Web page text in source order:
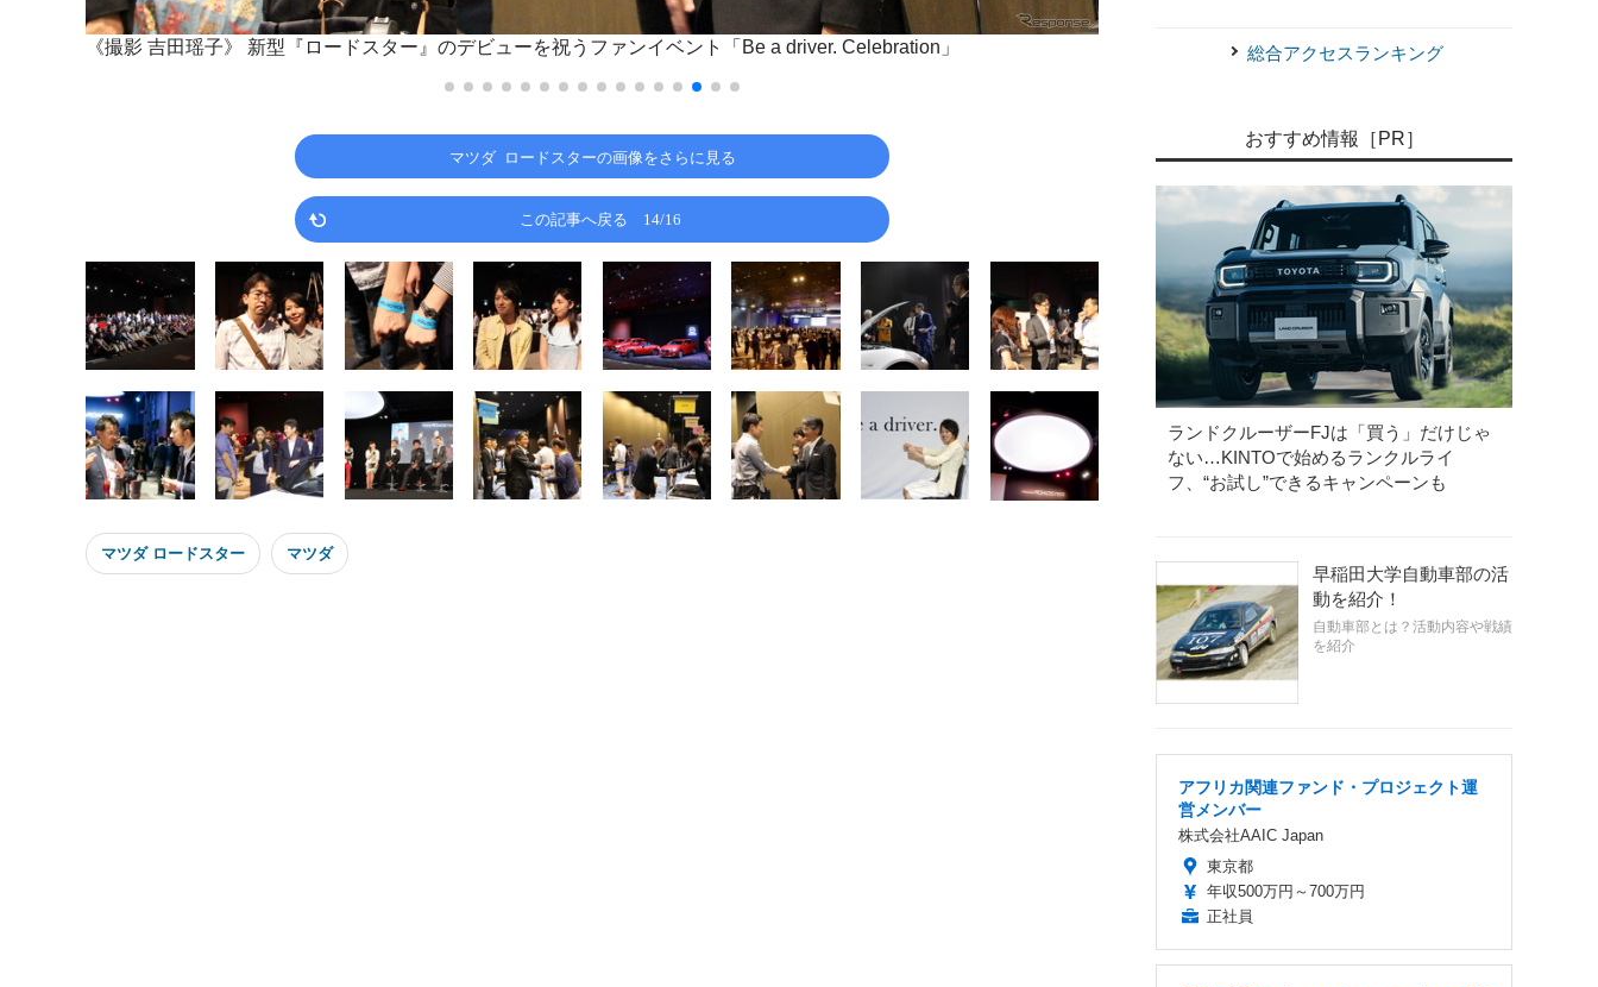
《撮影 吉田瑶子》 新型『ロードスター』のデビューを祝うファンイベント「Be a driver. Celebration」 《画像 マツダ》 会場に用意された「Be a driver」コーナ
マツダ ロードスターの画像をさらに見る
この記事へ戻る 14/16
マツダ ロードスター マツダ
総合アクセスランキング
おすすめ情報［PR］
ランドクルーザーFJは「買う」だけじゃ
ない…KINTOで始めるランクルライ
フ、“お試し”できるキャンペーンも
早稲田大学自動車部の活
動を紹介！
自動車部とは？活動内容や戦績
を紹介
アフリカ関連ファンド・プロジェクト運
営メンバー
株式会社AAIC Japan
東京都
年収500万円～700万円
正社員